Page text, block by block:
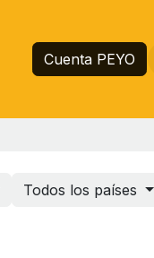
Cuenta PEYO
Todos los países